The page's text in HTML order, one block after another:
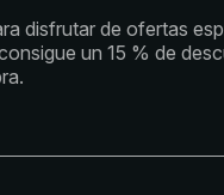
disfrutar de ofertas
un 15 % de